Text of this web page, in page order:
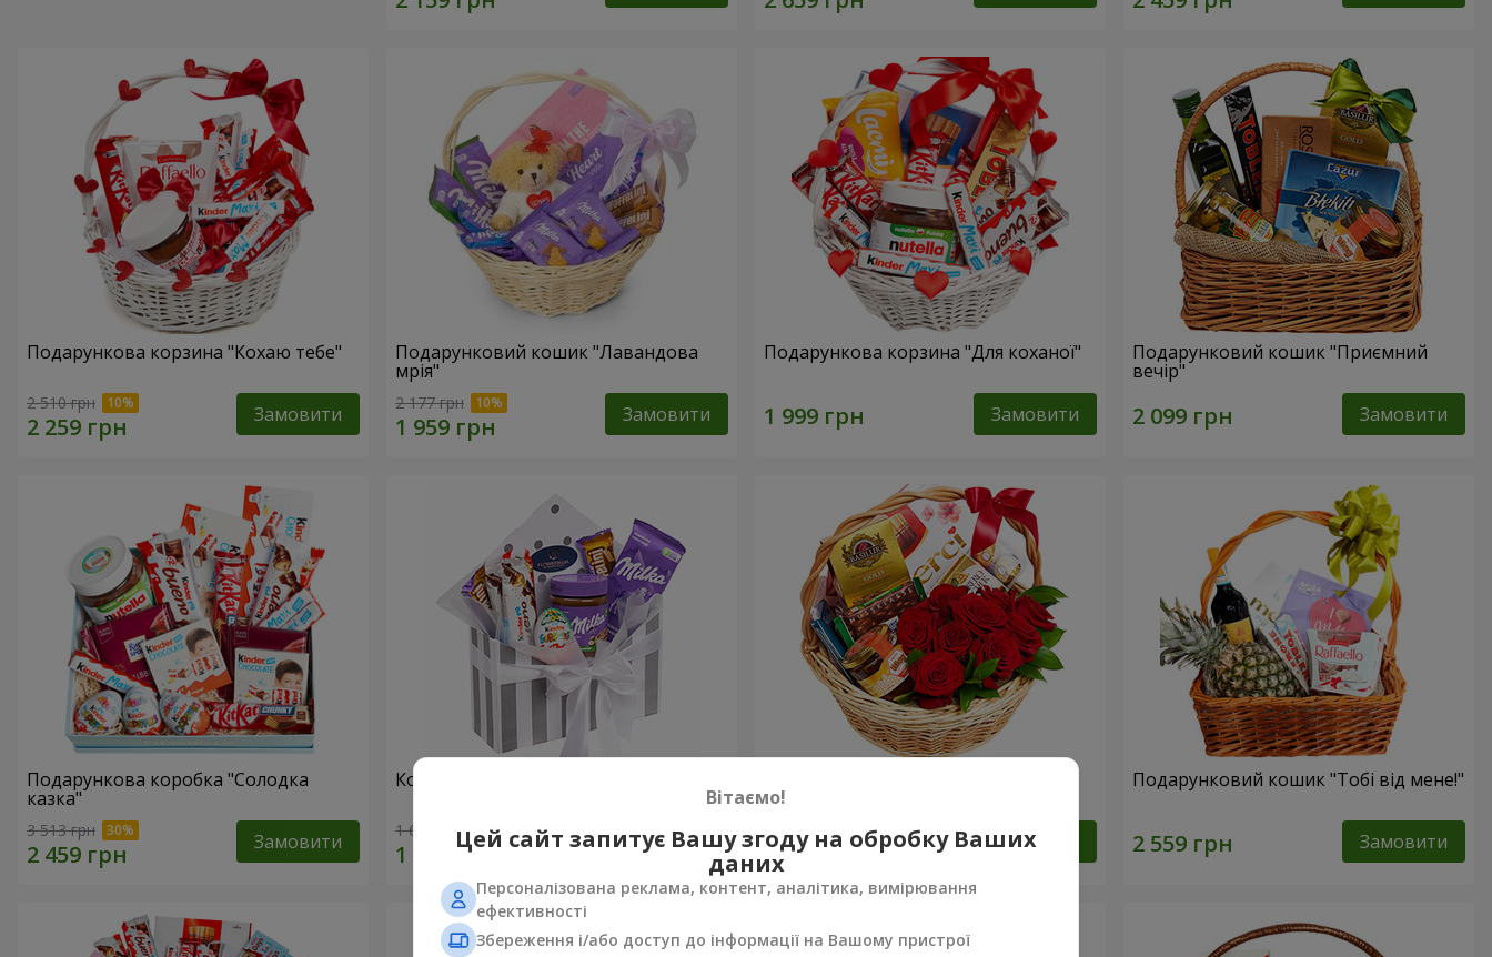
Подарункова корзина "Кохаю тебе"
2 510 грн Замовити
Подарунковий кошик "Лавандова
мрія"
2 177 грн Замовити
Подарункова корзина "Для коханої"
Замовити
Подарунковий кошик "Приємний
вечір"
Замовити
Подарункова коробка "Солодка
казка"
3 513 грн Замовити
Композиція "Солодка ніжність"
1 666 грн Замовити 3 949 грн Замовити
Подарунковий кошик "Тобі від мене!"
Замовити
Вітаємо!
Цей сайт запитує Вашу згоду на обробку Ваших
даних
Персоналізована реклама, контент, аналітика, вимірювання
ефективності
Збереження і/або доступ до інформації на Вашому пристрої